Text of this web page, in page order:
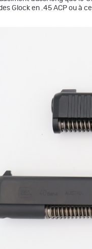
Glock en .45 ACP ou à